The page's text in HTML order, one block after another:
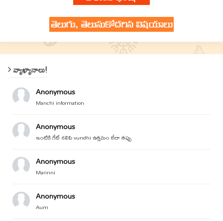
వ్యాఖ్యానాలు!
Anonymous
Manchi information
Anonymous
ఇంటికి గేట్ కలిపి vundhi ఉత్తమం లేదా తప్పు
Anonymous
Marinni
Anonymous
Aum